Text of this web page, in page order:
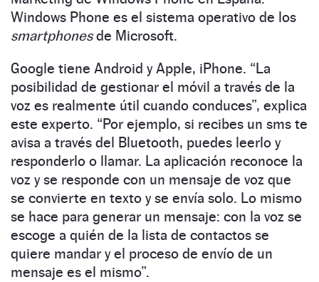
Windows Phone es el sistema operativo de los
smartphonesde Microsoft.
Google tiene Android y Apple, iPhone. “La
posibilidad de gestionar el móvil a través de la
voz es realmente útil cuando conduces”, explica
este experto. “Por ejemplo, si recibes un sms te
avisa a través del Bluetooth, puedes leerlo y
responderlo o llamar. La aplicación reconoce la
voz y se responde con un mensaje de voz que
se convierte en texto y se envía solo. Lo mismo
se hace para generar un mensaje: con la voz se
escoge a quién de la lista de contactos se
quiere mandar y el proceso de envío de un
mensaje es el mismo”.